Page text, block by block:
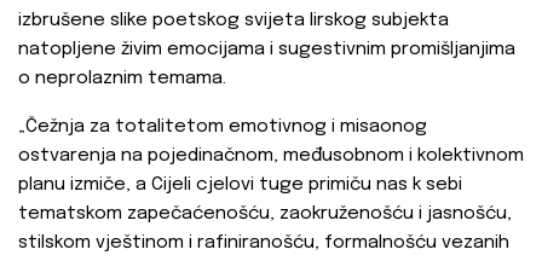
izbrušene slike poetskog svijeta lirskog subjekta
natopljene živim emocijama i sugestivnim promišljanjima
o neprolaznim temama.
„Čežnja za totalitetom emotivnog i misaonog
ostvarenja na pojedinačnom, međusobnom i kolektivnom
planu izmiče, a Cijeli cjelovi tuge primiču nas k sebi
tematskom zapečaćenošću, zaokruženošću i jasnošću,
stilskom vještinom i rafiniranošću, formalnošću vezanih